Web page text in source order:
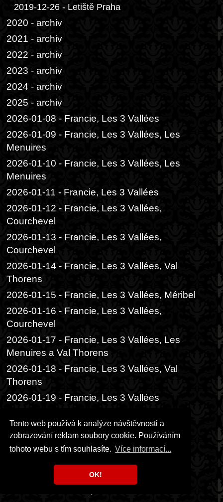
Tento web používá k analýze návštěvnosti a
zobrazování reklam soubory cookie. Používáním
tohoto webu s tím souhlasíte. Více informací...
OK!
2019-12-26 - Letiště Praha
2020 - archiv
2021 - archiv
2022 - archiv
2023 - archiv
2024 - archiv
2025 - archiv
2026-01-08 - Francie, Les 3 Vallées
2026-01-09 - Francie, Les 3 Vallées, Les
Menuires
2026-01-10 - Francie, Les 3 Vallées, Les
Menuires
2026-01-11 - Francie, Les 3 Vallées
2026-01-12 - Francie, Les 3 Vallées,
Courchevel
2026-01-13 - Francie, Les 3 Vallées,
Courchevel
2026-01-14 - Francie, Les 3 Vallées, Val
Thorens
2026-01-15 - Francie, Les 3 Vallées, Méribel
2026-01-16 - Francie, Les 3 Vallées,
Courchevel
2026-01-17 - Francie, Les 3 Vallées, Les
Menuires a Val Thorens
2026-01-18 - Francie, Les 3 Vallées, Val
Thorens
2026-01-19 - Francie, Les 3 Vallées
2026-04-11 - Rakousko, Obertauern
2026-04-12 - Rakousko, Obertauern